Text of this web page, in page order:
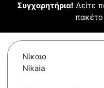
Συγχαρητήρια! Δείτε
Νίκαια
Nikaia